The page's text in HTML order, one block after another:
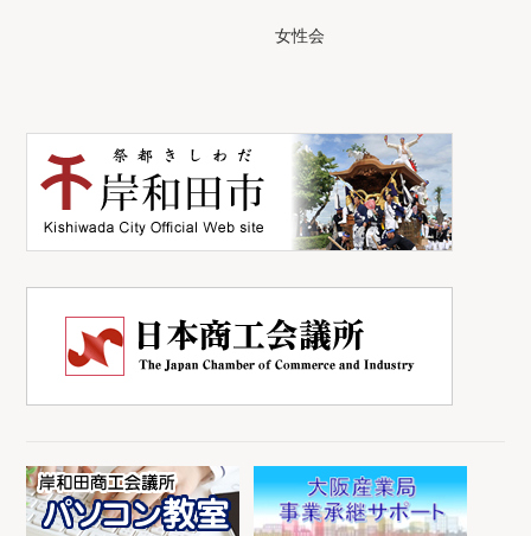
女性会